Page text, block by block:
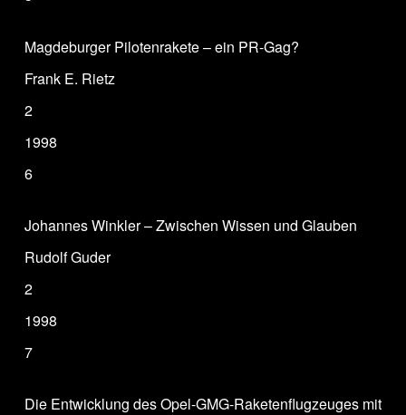
Magdeburger Pilotenrakete – ein PR-Gag?
Frank E. Rietz
2
1998
6
Johannes Winkler – Zwischen Wissen und Glauben
Rudolf Guder
2
1998
7
Die Entwicklung des Opel-GMG-Raketenflugzeuges mit